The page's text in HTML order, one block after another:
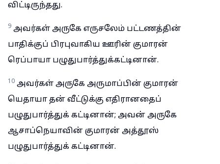
விட்டிருந்தது.
9 அவர்கள் அருகே எருசலேம் பட்டணத்தின்
பாதிக்குப் பிரபுவாகிய ஊரின் குமாரன்
ரெப்பாயா பழுதுபார்த்துக்கட்டினான்.
10 அவர்கள் அருகே அருமாப்பின் குமாரன்
யெதாயா தன் வீட்டுக்கு எதிரானதைப்
பழுதுபார்த்துக் கட்டினான்; அவன் அருகே
ஆசாப்நெயாவின் குமாரன் அத்தூஸ்
பழுதுபார்த்துக் கட்டினான்.